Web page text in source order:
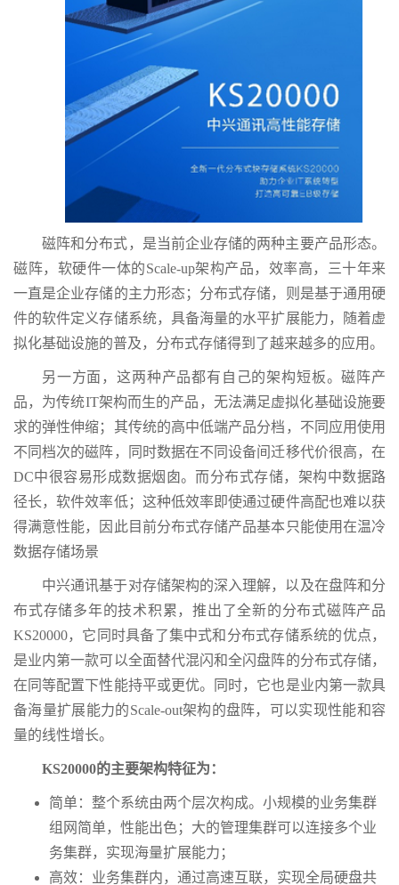
磁阵和分布式，是当前企业存储的两种主要产品形态。
磁阵，软硬件一体的Scale-up架构产品，效率高，三十年来
一直是企业存储的主力形态；分布式存储，则是基于通用硬
件的软件定义存储系统，具备海量的水平扩展能力，随着虚
拟化基础设施的普及，分布式存储得到了越来越多的应用。
另一方面，这两种产品都有自己的架构短板。磁阵产
品，为传统IT架构而生的产品，无法满足虚拟化基础设施要
求的弹性伸缩；其传统的高中低端产品分档，不同应用使用
不同档次的磁阵，同时数据在不同设备间迁移代价很高，在
DC中很容易形成数据烟囱。而分布式存储，架构中数据路
径长，软件效率低；这种低效率即使通过硬件高配也难以获
得满意性能，因此目前分布式存储产品基本只能使用在温冷
数据存储场景
中兴通讯基于对存储架构的深入理解，以及在盘阵和分
布式存储多年的技术积累，推出了全新的分布式磁阵产品
KS20000，它同时具备了集中式和分布式存储系统的优点，
是业内第一款可以全面替代混闪和全闪盘阵的分布式存储，
在同等配置下性能持平或更优。同时，它也是业内第一款具
备海量扩展能力的Scale-out架构的盘阵，可以实现性能和容
量的线性增长。
KS20000的主要架构特征为：
简单：整个系统由两个层次构成。小规模的业务集群
组网简单，性能出色；大的管理集群可以连接多个业
务集群，实现海量扩展能力；
高效：业务集群内，通过高速互联，实现全局硬盘共